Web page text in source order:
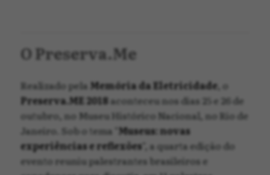
O Preserva.Me
Realizado pela Memória da Eletricidade, o
Preserva.ME 2018aconteceu nos dias 25 e 26 de
outubro, no Museu Histórico Nacional, no Rio de
Janeiro. Sob o tema " Museus: novas
experiências e reflexões", a quarta edição do
evento reuniu palestrantes brasileiros e